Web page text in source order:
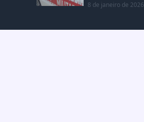
8 de janeiro de 2026